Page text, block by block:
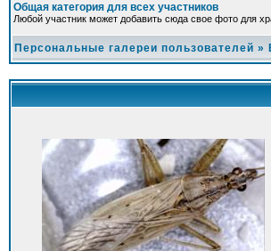
Общая категория для всех участников
Любой участник может добавить сюда свое фото для
Персональные галереи пользователей »